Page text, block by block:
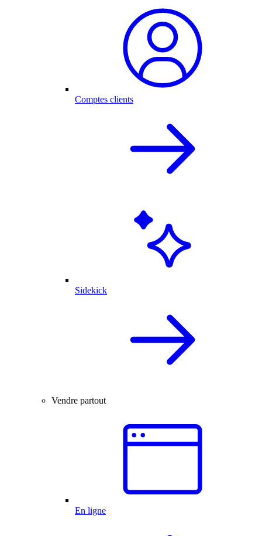
Comptes clients
Sidekick
Vendre partout
En ligne